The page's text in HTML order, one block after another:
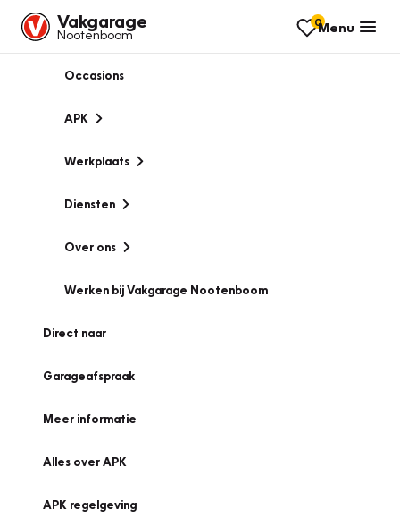
Vakgarage
Nootenboom
0Menu
Occasions
APK
Werkplaats
Diensten
Over ons
Werken bij Vakgarage Nootenboom
Direct naar
Garageafspraak
Meer informatie
Alles over APK
APK regelgeving